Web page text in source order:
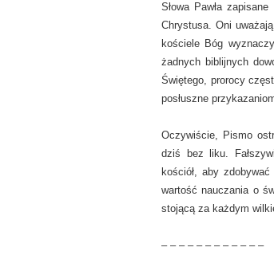
Słowa Pawła
Chrystusa. Oni
kościele Bóg
żadnych biblijnych
Świętego, prorocy
posłuszne
Oczywiście, Pismo
dziś bez liku.
kościół, aby
wartość nauczania o
stojącą za każdym
– – – – – – – – – – – –